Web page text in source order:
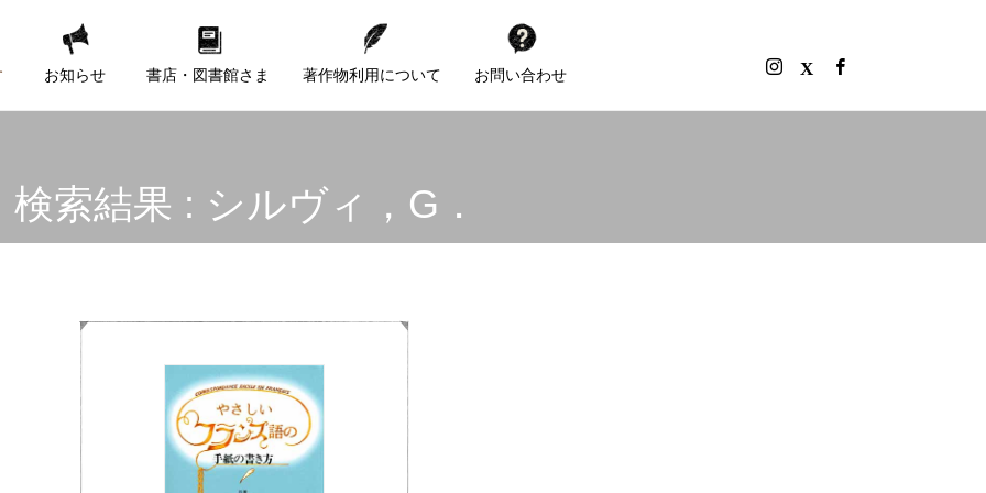
お知らせ 書店・図書館さま 著作物利用について お問い合わせ
検索結果 : シルヴィ，G．